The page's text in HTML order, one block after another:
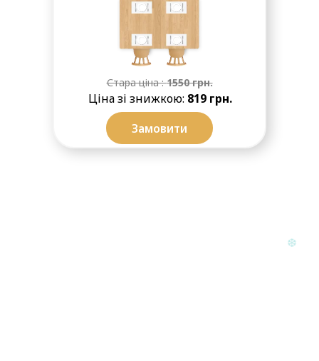
Замовити
Стара ціна :1550грн.
Ціна зі знижкою: 819 грн.